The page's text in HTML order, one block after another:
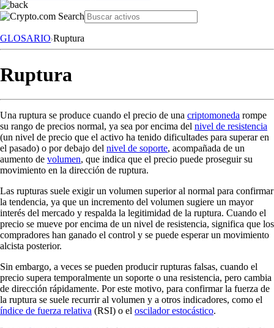
GLOSARIO Ruptura
Ruptura
Una ruptura se produce cuando el precio de una criptomoneda rompe
su rango de precios normal, ya sea por encima del nivel de resistencia
(un nivel de precio que el activo ha tenido dificultades para superar en
el pasado) o por debajo del nivel de soporte, acompañada de un
aumento de volumen, que indica que el precio puede proseguir su
movimiento en la dirección de ruptura.
Las rupturas suele exigir un volumen superior al normal para confirmar
la tendencia, ya que un incremento del volumen sugiere un mayor
interés del mercado y respalda la legitimidad de la ruptura. Cuando el
precio se mueve por encima de un nivel de resistencia, significa que los
compradores han ganado el control y se puede esperar un movimiento
alcista posterior.
Sin embargo, a veces se pueden producir rupturas falsas, cuando el
precio supera temporalmente un soporte o una resistencia, pero cambia
de dirección rápidamente. Por este motivo, para confirmar la fuerza de
la ruptura se suele recurrir al volumen y a otros indicadores, como el
índice de fuerza relativa (RSI) o el oscilador estocástico.